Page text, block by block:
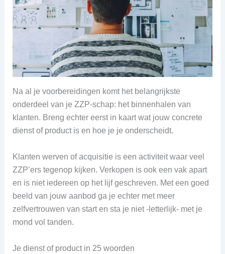
Na al je voorbereidingen komt het belangrijkste
onderdeel van je ZZP-schap: het binnenhalen van
klanten. Breng echter eerst in kaart wat jouw concrete
dienst of product is en hoe je je onderscheidt.
Klanten werven of acquisitie is een activiteit waar veel
ZZP’ers tegenop kijken. Verkopen is ook een vak apart
en is niet iedereen op het lijf geschreven. Met een goed
beeld van jouw aanbod ga je echter met meer
zelfvertrouwen van start en sta je niet -letterlijk- met je
mond vol tanden.
Je dienst of product in 25 woorden